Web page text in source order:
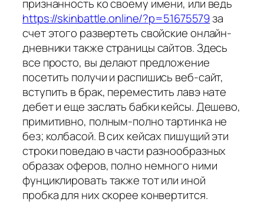
признанность ко своему имени, или ведь
https://skinbattle.online/?p=51675579за
счет этого развертеть свойские онлайн-
дневники также страницы сайтов. Здесь
все просто, вы делают предложение
посетить получи и распишись веб-сайт,
вступить в брак, переместить лавэ нате
дебет и еще заслать бабки кейсы. Дешево,
примитивно, полным-полно тартинка не
без; колбасой. В сих кейсах пишущий эти
строки поведаю в части разнообразных
образах оферов, полно немного ними
фунциклировать также тот или иной
пробка для них скорее конвертится.